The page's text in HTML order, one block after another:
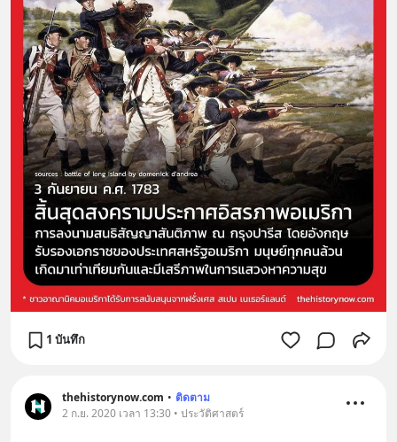
1 บันทึก
thehistorynow.com • ติดตาม
2 ก.ย. 2020 เวลา 13:30 • ประวัติศาสตร์